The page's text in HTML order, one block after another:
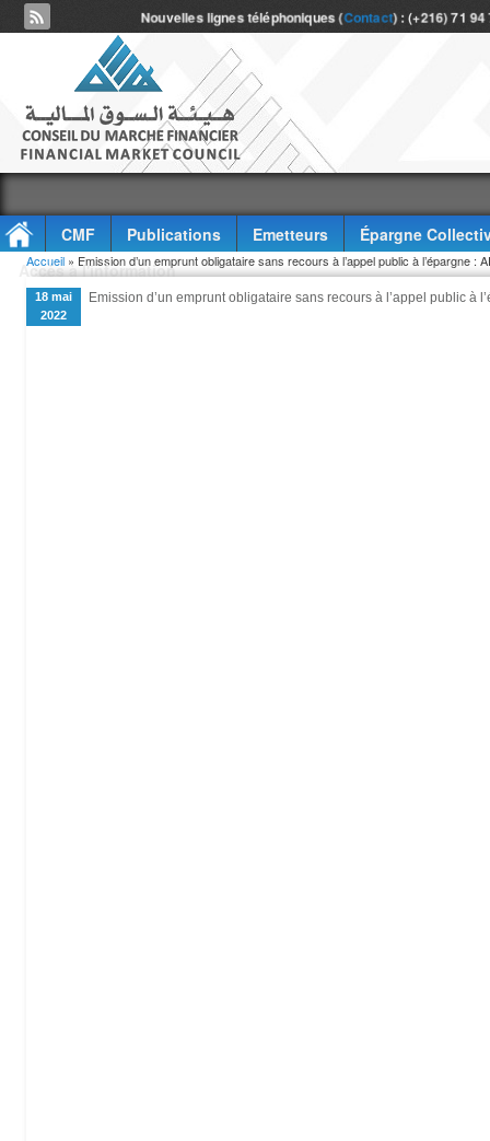
Nouvelles lignes téléphoniques (Contact) : (+216) 71
CMF Publications Emetteurs
Épargne
Accès à l'information
Vous êtes ici
Accueil » Emission d’un emprunt obligataire sans recours à l’appel public à l’épargne :
18 mai
2022
Emission d’un emprunt obligataire sans recours à l’appel public à